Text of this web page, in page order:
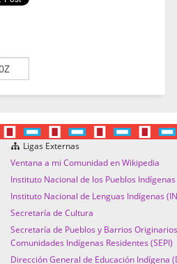
Ligas Externas
Ventana a mi Comunidad en Wikipedia
Instituto Nacional de los Pueblos Indígenas
Instituto Nacional de Lenguas Indígenas
Secretaría de Cultura
Secretaría de Pueblos y Barrios
Comunidades Indígenas Residentes (SEPI)
Dirección General de Educación Indígena